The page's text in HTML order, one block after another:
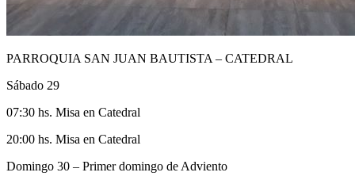
PARROQUIA SAN JUAN BAUTISTA – CATEDRAL
Sábado 29
07:30 hs. Misa en Catedral
20:00 hs. Misa en Catedral
Domingo 30 – Primer domingo de Adviento